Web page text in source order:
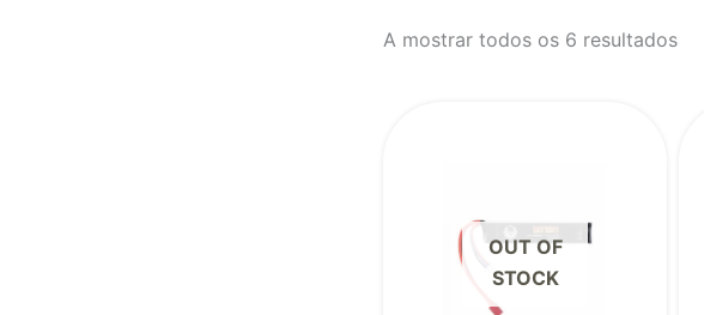
A mostrar todos os 6 resultados
OUT OF
STOCK